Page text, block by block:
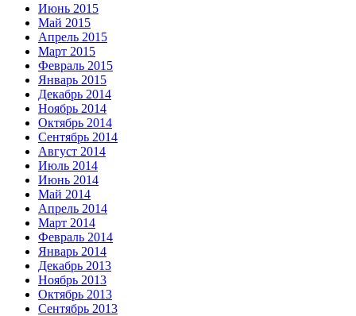
Июнь 2015
Май 2015
Апрель 2015
Март 2015
Февраль 2015
Январь 2015
Декабрь 2014
Ноябрь 2014
Октябрь 2014
Сентябрь 2014
Август 2014
Июль 2014
Июнь 2014
Май 2014
Апрель 2014
Март 2014
Февраль 2014
Январь 2014
Декабрь 2013
Ноябрь 2013
Октябрь 2013
Сентябрь 2013